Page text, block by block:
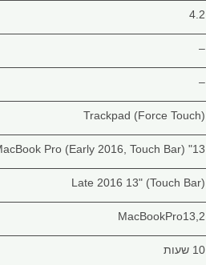
4.2
–
–
Trackpad (Force Touch)
13" MacBook Pro (Early 2016, Touch Bar)
Late 2016 13" (Touch Bar)
MacBookPro13,2
10 שעות